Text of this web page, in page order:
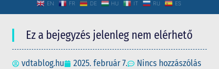
EN FR DE HU IT RU ES
Ez a bejegyzés jelenleg nem elérhető
vdtablog.hu 2025. február 7. Nincs hozzászólás